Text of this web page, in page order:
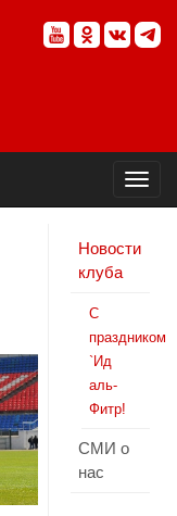
Новости
клуба
С
праздником
`Ид
аль-
Фитр!
СМИ о
нас